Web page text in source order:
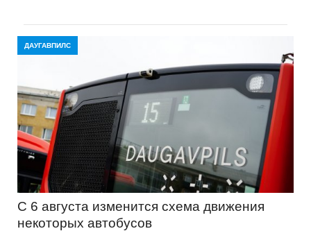
ДАУГАВПИЛС
С 6 августа изменится схема движения
некоторых автобусов